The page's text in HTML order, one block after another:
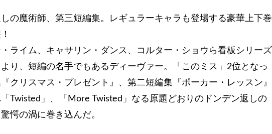
の魔術師、第三短編集。レギュラーキャラも登場する豪華上下巻
ライム、キャサリン・ダンス、コルター・ショウら看板シリーズ
り、短編の名手でもあるディーヴァー。「このミス」2位となっ
クリスマス・プレゼント』、第二短編集『ポーカー・レッスン』
Twisted」、「More Twisted」なる原題どおりのドンデン返しの
愕の渦に巻き込んだ。